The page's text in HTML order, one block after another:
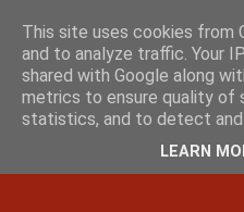
This site uses cookies from
and to analyze traffic. Your
shared with Google along
metrics to ensure quality of
statistics, and to detect and
LEARN